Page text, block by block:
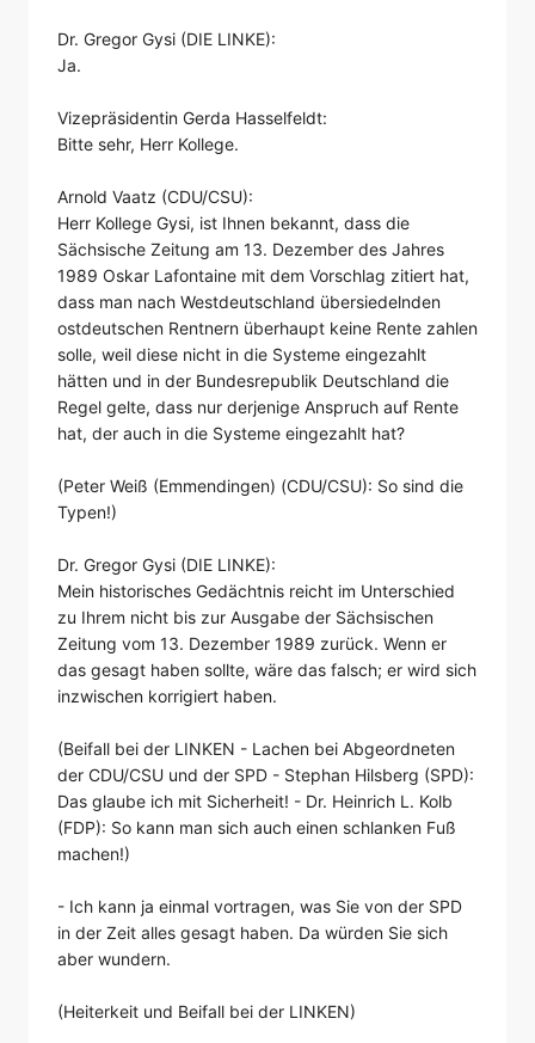
Dr. Gregor Gysi (DIE LINKE):
Ja.
Vizepräsidentin Gerda Hasselfeldt:
Bitte sehr, Herr Kollege.
Arnold Vaatz (CDU/CSU):
Herr Kollege Gysi, ist Ihnen bekannt, dass die
Sächsische Zeitung am 13. Dezember des Jahres
1989 Oskar Lafontaine mit dem Vorschlag zitiert hat,
dass man nach Westdeutschland übersiedelnden
ostdeutschen Rentnern überhaupt keine Rente zahlen
solle, weil diese nicht in die Systeme eingezahlt
hätten und in der Bundesrepublik Deutschland die
Regel gelte, dass nur derjenige Anspruch auf Rente
hat, der auch in die Systeme eingezahlt hat?
(Peter Weiß (Emmendingen) (CDU/CSU): So sind die
Typen!)
Dr. Gregor Gysi (DIE LINKE):
Mein historisches Gedächtnis reicht im Unterschied
zu Ihrem nicht bis zur Ausgabe der Sächsischen
Zeitung vom 13. Dezember 1989 zurück. Wenn er
das gesagt haben sollte, wäre das falsch; er wird sich
inzwischen korrigiert haben.
(Beifall bei der LINKEN - Lachen bei Abgeordneten
der CDU/CSU und der SPD - Stephan Hilsberg (SPD):
Das glaube ich mit Sicherheit! - Dr. Heinrich L. Kolb
(FDP): So kann man sich auch einen schlanken Fuß
machen!)
- Ich kann ja einmal vortragen, was Sie von der SPD
in der Zeit alles gesagt haben. Da würden Sie sich
aber wundern.
(Heiterkeit und Beifall bei der LINKEN)